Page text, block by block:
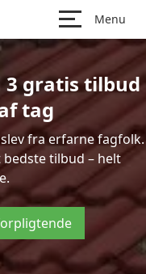
Menu
3 gratis tilbud
tag
fra erfarne fagfolk.
tilbud – helt